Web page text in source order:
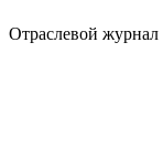
Отраслевой журнал